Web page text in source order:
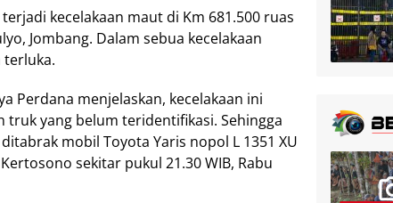
kecelakaan maut di Km 681.500 ruas
Jombang. Dalam sebua kecelakaan
terluka.
Perdana menjelaskan, kecelakaan ini
yang belum teridentifikasi. Sehingga
mobil Toyota Yaris nopol L 1351 XU
sekitar pukul 21.30 WIB, Rabu